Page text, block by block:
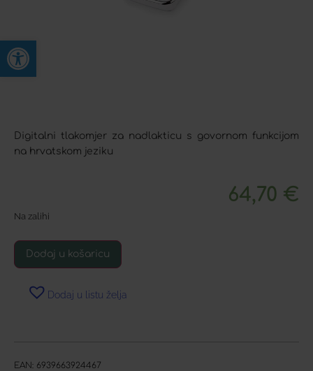
Open toolbar
Digitalni tlakomjer za nadlakticu s govornom funkcijom
na hrvatskom jeziku
64,70 €
Na zalihi
Dodaj u košaricu
Dodaj u listu želja
EAN: 6939663924467